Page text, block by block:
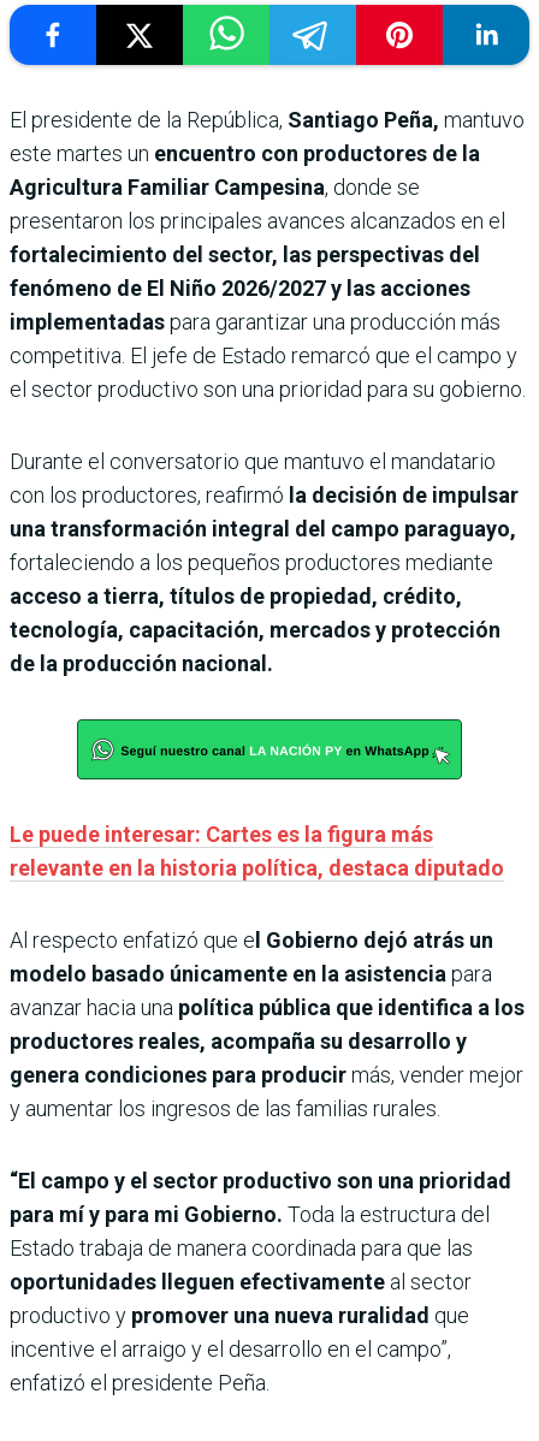
El presidente de la República, Santiago Peña, mantuvo
este martes un encuentro con productores de la
Agricultura Familiar Campesina, donde se
presentaron los principales avances alcanzados en el
fortalecimiento del sector, las perspectivas del
fenómeno de El Niño 2026/2027 y las acciones
implementadaspara garantizar una producción más
competitiva. El jefe de Estado remarcó que el campo y
el sector productivo son una prioridad para su gobierno.
Durante el conversatorio que mantuvo el mandatario
con los productores, reafirmó la decisión de impulsar
una transformación integral del campo paraguayo,
fortaleciendo a los pequeños productores mediante
acceso a tierra, títulos de propiedad, crédito,
tecnología, capacitación, mercados y protección
de la producción nacional.
Le puede interesar: Cartes es la figura más
relevante en la historia política, destaca diputado
Al respecto enfatizó que e l Gobierno dejó atrás un
modelo basado únicamente en la asistenciapara
avanzar hacia una política pública que identifica a los
productores reales, acompaña su desarrollo y
genera condiciones para producirmás, vender mejor
y aumentar los ingresos de las familias rurales.
“El campo y el sector productivo son una prioridad
para mí y para mi Gobierno. Toda la estructura del
Estado trabaja de manera coordinada para que las
oportunidades lleguen efectivamente al sector
productivo y promover una nueva ruralidad que
incentive el arraigo y el desarrollo en el campo”,
enfatizó el presidente Peña.